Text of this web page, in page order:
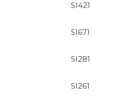
SI421
SI671
SI281
SI261